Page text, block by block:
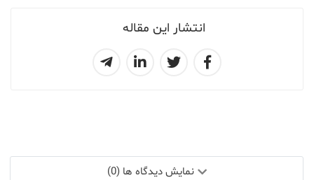
انتشار این مقاله
نمایش دیدگاه ها (0)